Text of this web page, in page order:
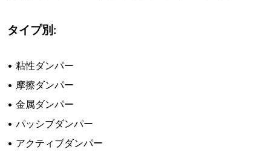
タイプ別:
• 粘性ダンパー
• 摩擦ダンパー
• 金属ダンパー
• パッシブダンパー
• アクティブダンパー